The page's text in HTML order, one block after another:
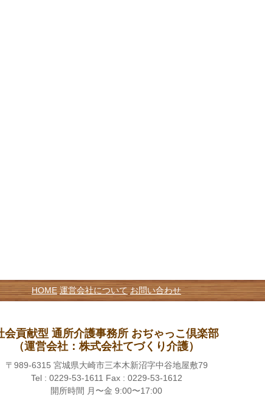
HOME 運営会社について お問い合わせ
会貢献型 通所介護事務所 おぢゃっこ倶楽部
（運営会社：株式会社てづくり介護）
〒989-6315 宮城県大崎市三本木新沼字中谷地屋敷79
Tel : 0229-53-1611 Fax : 0229-53-1612
開所時間 月〜金 9:00〜17:00